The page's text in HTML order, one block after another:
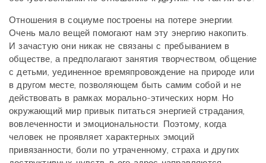
Отношения в социуме построены на потере энергии.
Очень мало вещей помогают нам эту энергию накопить.
И зачастую они никак не связаны с пребыванием в
обществе, а предполагают занятия творчеством, общение
с детьми, уединенное времяпровождение на природе или
в другом месте, позволяющем быть самим собой и не
действовать в рамках морально-этических норм. Но
окружающий мир привык питаться энергией страдания,
вовлеченности и эмоциональности. Поэтому, когда
человек не проявляет характерных эмоций
привязанности, боли по утраченному, страха и других